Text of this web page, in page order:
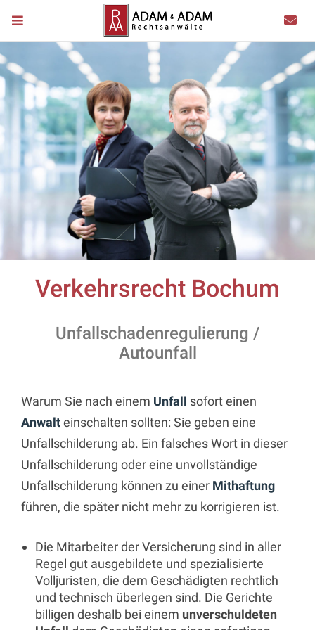
Verkehrsrecht Bochum
Unfallschadenregulierung /
Autounfall
Warum Sie nach einem Unfall sofort einen
Anwalteinschalten sollten: Sie geben eine
Unfallschilderung ab. Ein falsches Wort in dieser
Unfallschilderung oder eine unvollständige
Unfallschilderung können zu einer Mithaftung
führen, die später nicht mehr zu korrigieren ist.
Die Mitarbeiter der Versicherung sind in aller
Regel gut ausgebildete und spezialisierte
Volljuristen, die dem Geschädigten rechtlich
und technisch überlegen sind. Die Gerichte
billigen deshalb bei einem unverschuldeten